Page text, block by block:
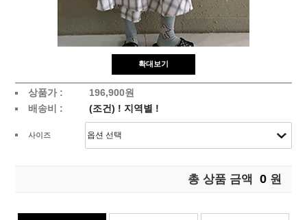
확대보기
상품가 :
196,900원
배송비 :
(조건) ! 지역별 !
사이즈
총 상품 금액 0 원